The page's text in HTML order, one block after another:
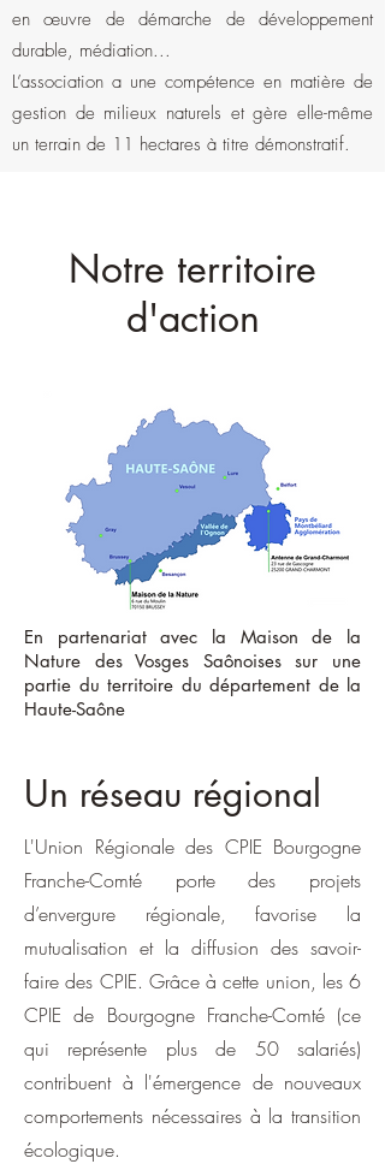
en œuvre de démarche de développement
durable, médiation...
L’association a une compétence en matière de
gestion de milieux naturels et gère elle-même
un terrain de 11 hectares à titre démonstratif.
Notre territoire
d'action
En partenariat avec la Maison de la
Nature des Vosges Saônoises sur une
partie du territoire du département de la
Haute-Saône
Un réseau régional
L'Union Régionale des CPIE Bourgogne
Franche-Comté porte des projets
d’envergure régionale, favorise la
mutualisation et la diffusion des savoir-
faire des CPIE. Grâce à cette union, les 6
CPIE de Bourgogne Franche-Comté (ce
qui représente plus de 50 salariés)
contribuent à l'émergence de nouveaux
comportements nécessaires à la transition
écologique.